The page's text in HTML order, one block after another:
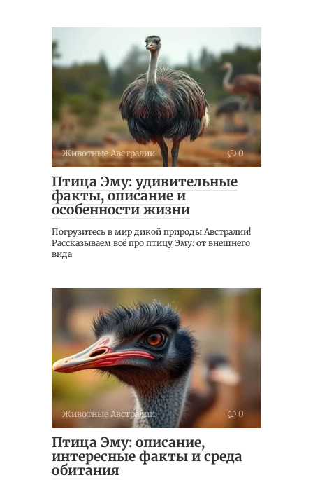
Животные Австралии 0
Птица Эму: удивительные
факты, описание и
особенности жизни
Погрузитесь в мир дикой природы Австралии!
Рассказываем всё про птицу Эму: от внешнего
вида
Животные Австралии 0
Птица Эму: описание,
интересные факты и среда
обитания